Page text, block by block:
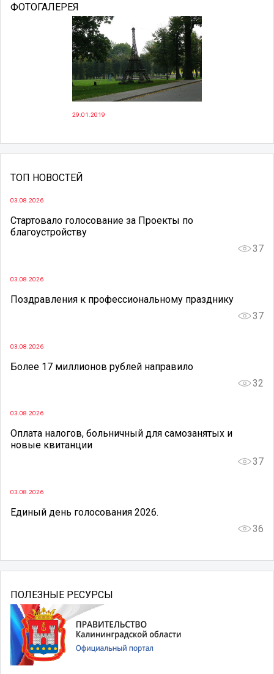
ФОТОГАЛЕРЕЯ
29.01.2019
ТОП НОВОСТЕЙ
03.08.2026
Стартовало голосование за Проекты по
благоустройству
37
03.08.2026
Поздравления к профессиональному празднику
37
03.08.2026
Более 17 миллионов рублей направило
32
03.08.2026
Оплата налогов, больничный для самозанятых и
новые квитанции
37
03.08.2026
Единый день голосования 2026.
36
ПОЛЕЗНЫЕ РЕСУРСЫ